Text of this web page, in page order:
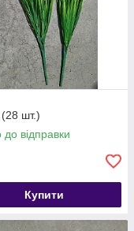
шт.)
до відправки
Купити